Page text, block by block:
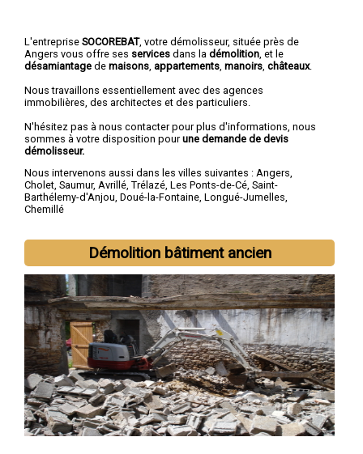
L'entreprise SOCOREBAT, votre démolisseur, située près de
Angers vous offre ses services dans la démolition , et le
désamiantage de maisons appartements manoirs châteaux.
Nous travaillons essentiellement avec des agences
immobilières, des architectes et des particuliers.
N'hésitez pas à nous contacter pour plus d'informations, nous
sommes à votre disposition pourune demande de devis
démolisseur.
Nous intervenons aussi dans les villes suivantes : Angers,
Cholet, Saumur, Avrillé, Trélazé, Les Ponts-de-Cé, Saint-
Barthélemy-d'Anjou, Doué-la-Fontaine, Longué-Jumelles,
Chemillé
Démolition bâtiment ancien